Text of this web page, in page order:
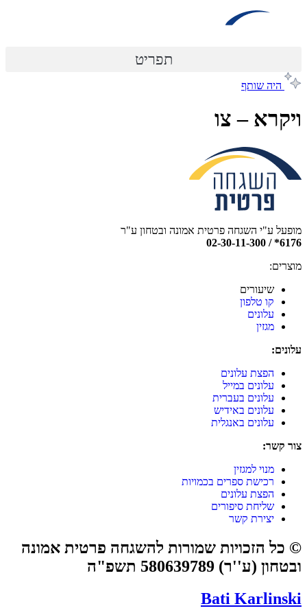
תפריט
היה שותף
ויקרא – צו
מופעל ע"י השגחה פרטית אמונה ובטחון ע"ר
6176* / 02-30-11-300
מוצרים:
שיעורים
קו טלפון
עלונים
מגזין
עלונים:
הפצת עלונים
עלונים במייל
עלונים בעברית
עלונים באידיש
עלונים באנגלית
צור קשר:
מנוי למגזין
רכישת ספרים בכמויות
הפצת עלונים
שליחת סיפורים
יצירת קשר
© כל הזכויות שמורות להשגחה פרטית אמונה
ובטחון (ע''ר) 580639789 תשפ"ה
Bati Karlinski​